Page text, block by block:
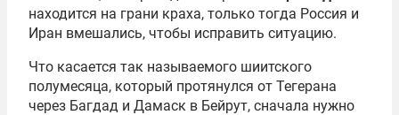
находится на грани краха, только тогда Россия и
Иран вмешались, чтобы исправить ситуацию.
Что касается так называемого шиитского
полумесяца, который протянулся от Тегерана
через Багдад и Дамаск в Бейрут, сначала нужно